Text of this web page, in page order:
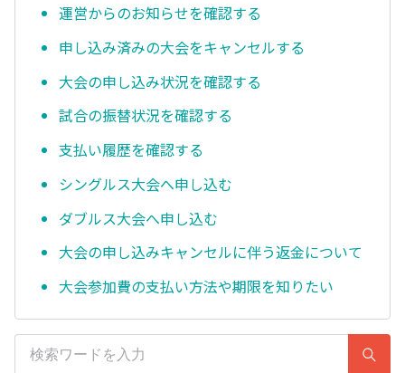
運営からのお知らせを確認する
申し込み済みの大会をキャンセルする
大会の申し込み状況を確認する
試合の振替状況を確認する
支払い履歴を確認する
シングルス大会へ申し込む
ダブルス大会へ申し込む
大会の申し込みキャンセルに伴う返金について
大会参加費の支払い方法や期限を知りたい